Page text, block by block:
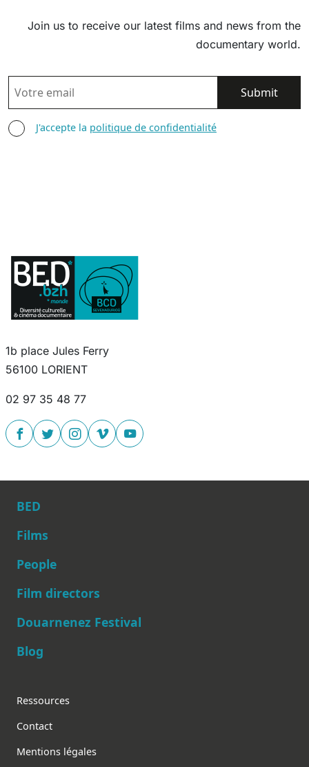
Join us to receive our latest films and news from the
documentary world.
EMAIL
AGREE TERMS
J'accepte la politique de confidentialité
1b place Jules Ferry
56100 LORIENT
02 97 35 48 77
Main navigation
BED
Films
People
Film directors
Douarnenez Festival
Blog
Footer
Ressources
Contact
Mentions légales